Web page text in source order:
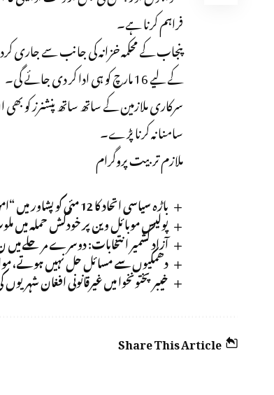
فراہم کرنا ہے۔
پنجاب کے محکمہ خزانہ کی جانب سے جاری کردہ
کے لیے 16 مارچ کو ہی ادا کر دی جائے گی۔
سامنا نہ کرنا پڑے۔
ملازم تربیت پروگرام
باڑہ سیاسی اتحاد کا 12 مئی کو پشاور میں “امن پاسون” کا اعلان
پولیس موبائل وین پر خودکش حملہ
آزاد کشمیر انتخابات: دوسرے مرحلے میں ن لیگ سب
دھمکیوں سے مسائل حل نہیں ہوتے،
خیبرپختونخوا میں غیرقانونی افغان شہریوں کی واپسی تیز، 45
Share This Article